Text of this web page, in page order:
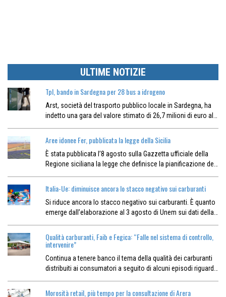
ULTIME NOTIZIE
Tpl, bando in Sardegna per 28 bus a idrogeno
Arst, società del trasporto pubblico locale in Sardegna, ha
indetto una gara del valore stimato di 26,7 milioni di euro al…
Aree idonee Fer, pubblicata la legge della Sicilia
È stata pubblicata l’8 agosto sulla Gazzetta ufficiale della
Regione siciliana la legge che definisce la pianificazione de…
Italia-Ue: diminuisce ancora lo stacco negativo sui carburanti
Si riduce ancora lo stacco negativo sui carburanti. È quanto
emerge dall’elaborazione al 3 agosto di Unem sui dati della…
Qualità carburanti, Faib e Fegica: “Falle nel sistema di controllo,
intervenire”
Continua a tenere banco il tema della qualità dei carburanti
distribuiti ai consumatori a seguito di alcuni episodi riguard…
Morosità retail, più tempo per la consultazione di Arera